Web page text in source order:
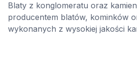
Blaty z konglomeratu oraz
producentem blatów, kominków
wykonanych z wysokiej jakości